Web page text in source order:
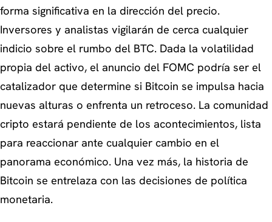
forma significativa en la dirección del precio.
Inversores y analistas vigilarán de cerca cualquier
indicio sobre el rumbo del BTC. Dada la volatilidad
propia del activo, el anuncio del FOMC podría ser el
catalizador que determine si Bitcoin se impulsa hacia
nuevas alturas o enfrenta un retroceso. La comunidad
cripto estará pendiente de los acontecimientos, lista
para reaccionar ante cualquier cambio en el
panorama económico. Una vez más, la historia de
Bitcoin se entrelaza con las decisiones de política
monetaria.